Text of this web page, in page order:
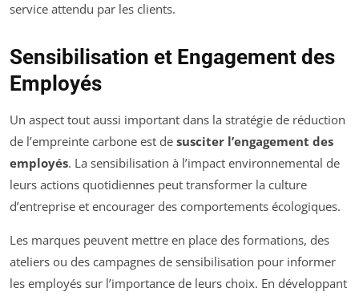
service attendu par les clients.
Sensibilisation et Engagement des
Employés
Un aspect tout aussi important dans la stratégie de réduction
de l’empreinte carbone est de susciter l’engagement des
employés. La sensibilisation à l’impact environnemental de
leurs actions quotidiennes peut transformer la culture
d’entreprise et encourager des comportements écologiques.
Les marques peuvent mettre en place des formations, des
ateliers ou des campagnes de sensibilisation pour informer
les employés sur l’importance de leurs choix. En développant